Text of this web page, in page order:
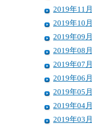
2019年11月
2019年10月
2019年09月
2019年08月
2019年07月
2019年06月
2019年05月
2019年04月
2019年03月